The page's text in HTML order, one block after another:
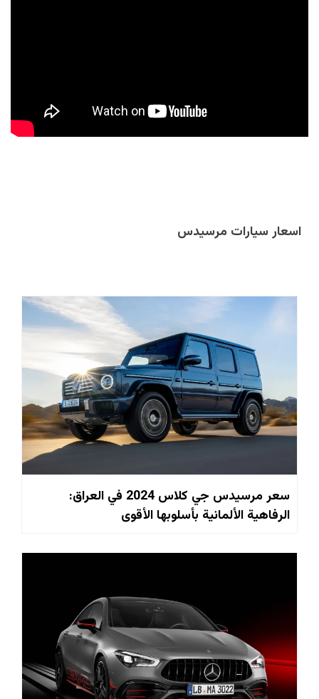
اسعار سيارات مرسيدس
سعر مرسيدس جي كلاس 2024 في العراق:
الرفاهية الألمانية بأسلوبها الأقوى